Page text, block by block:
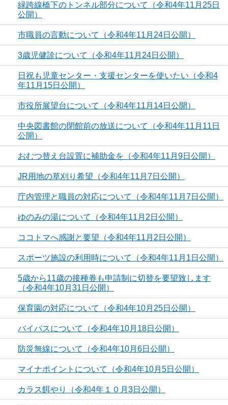
緑跨線橋下のトンネル部分について（令和4年11月25日
公開）
市職員の言動について（令和4年11月24日公開）
3歳児健診について（令和4年11月24日公開）
日祝も児童センター・支援センターを使いたい（令和4
年11月15日公開）
市役所展望台について（令和4年11月14日公開）
中央図書館の閉館前の放送について（令和4年11月11日
公開）
おむつ替え台設置に補助金を（令和4年11月9日公開）
JR用地の草刈り希望（令和4年11月7日公開）
庁内管理と職員の対応について（令和4年11月7日公開）
ゆのみの湯について（令和4年11月2日公開）
ココトマへ感謝と要望（令和4年11月2日公開）
スポーツ施設の利用時について（令和4年11月1日公開）
5歳から11歳の接種券も申請制に切替を要望致します
（令和4年10月31日公開）
保育園の対応について（令和4年10月25日公開）
バイパスについて（令和4年10月18日公開）
防災無線について（令和4年10月6日公開）
マイナポイントについて（令和4年10月5日公開）
カラス餌やり（令和4年１０月3日公開）